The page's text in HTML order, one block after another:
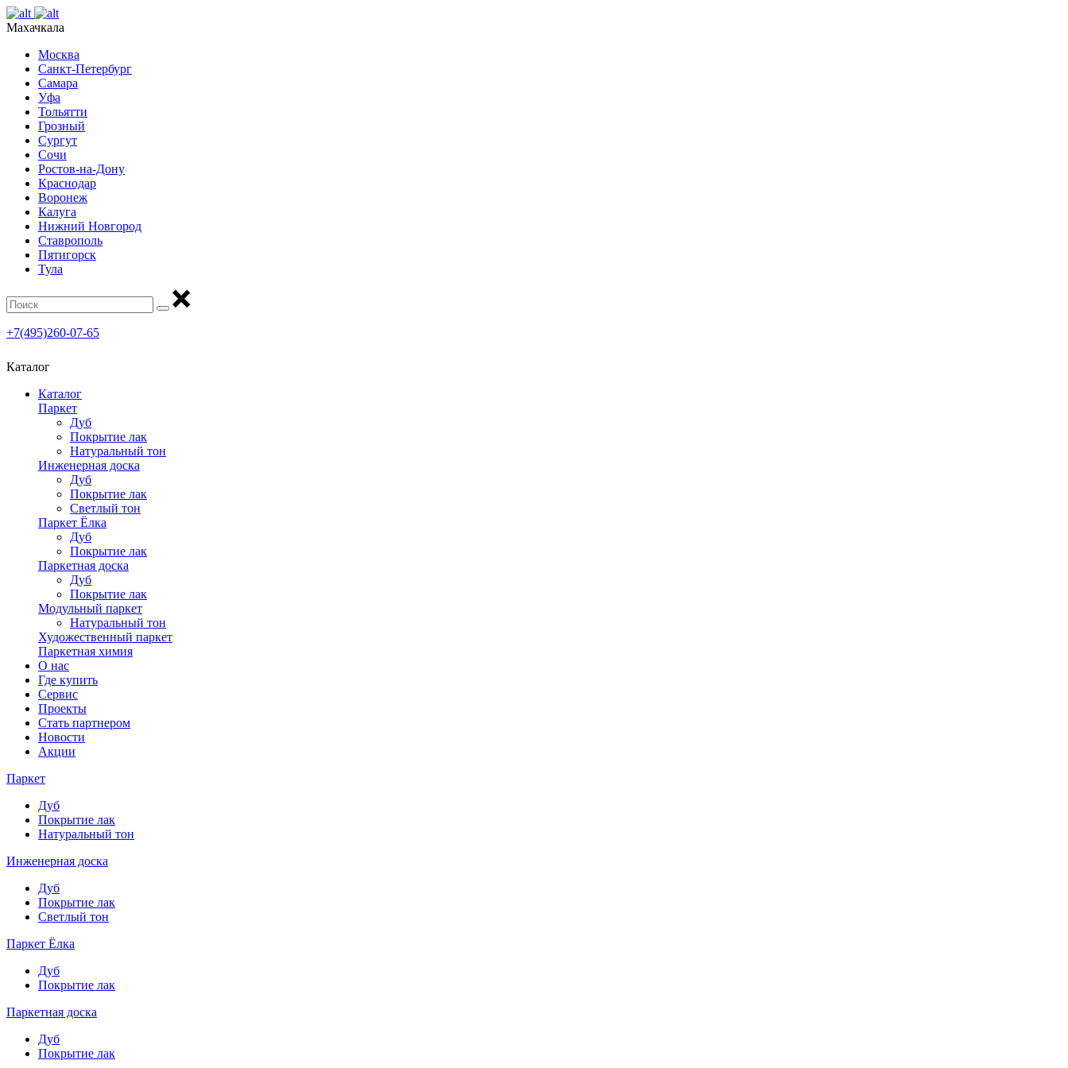
Махачкала
Москва
Санкт-Петербург
Самара
Уфа
Тольятти
Грозный
Сургут
Сочи
Ростов-на-Дону
Краснодар
Воронеж
Калуга
Нижний Новгород
Ставрополь
Пятигорск
Тула
+7(495)260-07-65
Каталог
Каталог
Паркет
Дуб
Покрытие лак
Натуральный тон
Инженерная доска
Дуб
Покрытие лак
Светлый тон
Паркет Ёлка
Дуб
Покрытие лак
Паркетная доска
Дуб
Покрытие лак
Модульный паркет
Натуральный тон
Художественный паркет
Паркетная химия
О нас
Где купить
Сервис
Проекты
Стать партнером
Новости
Акции
Паркет
Дуб
Покрытие лак
Натуральный тон
Инженерная доска
Дуб
Покрытие лак
Светлый тон
Паркет Ёлка
Дуб
Покрытие лак
Паркетная доска
Дуб
Покрытие лак